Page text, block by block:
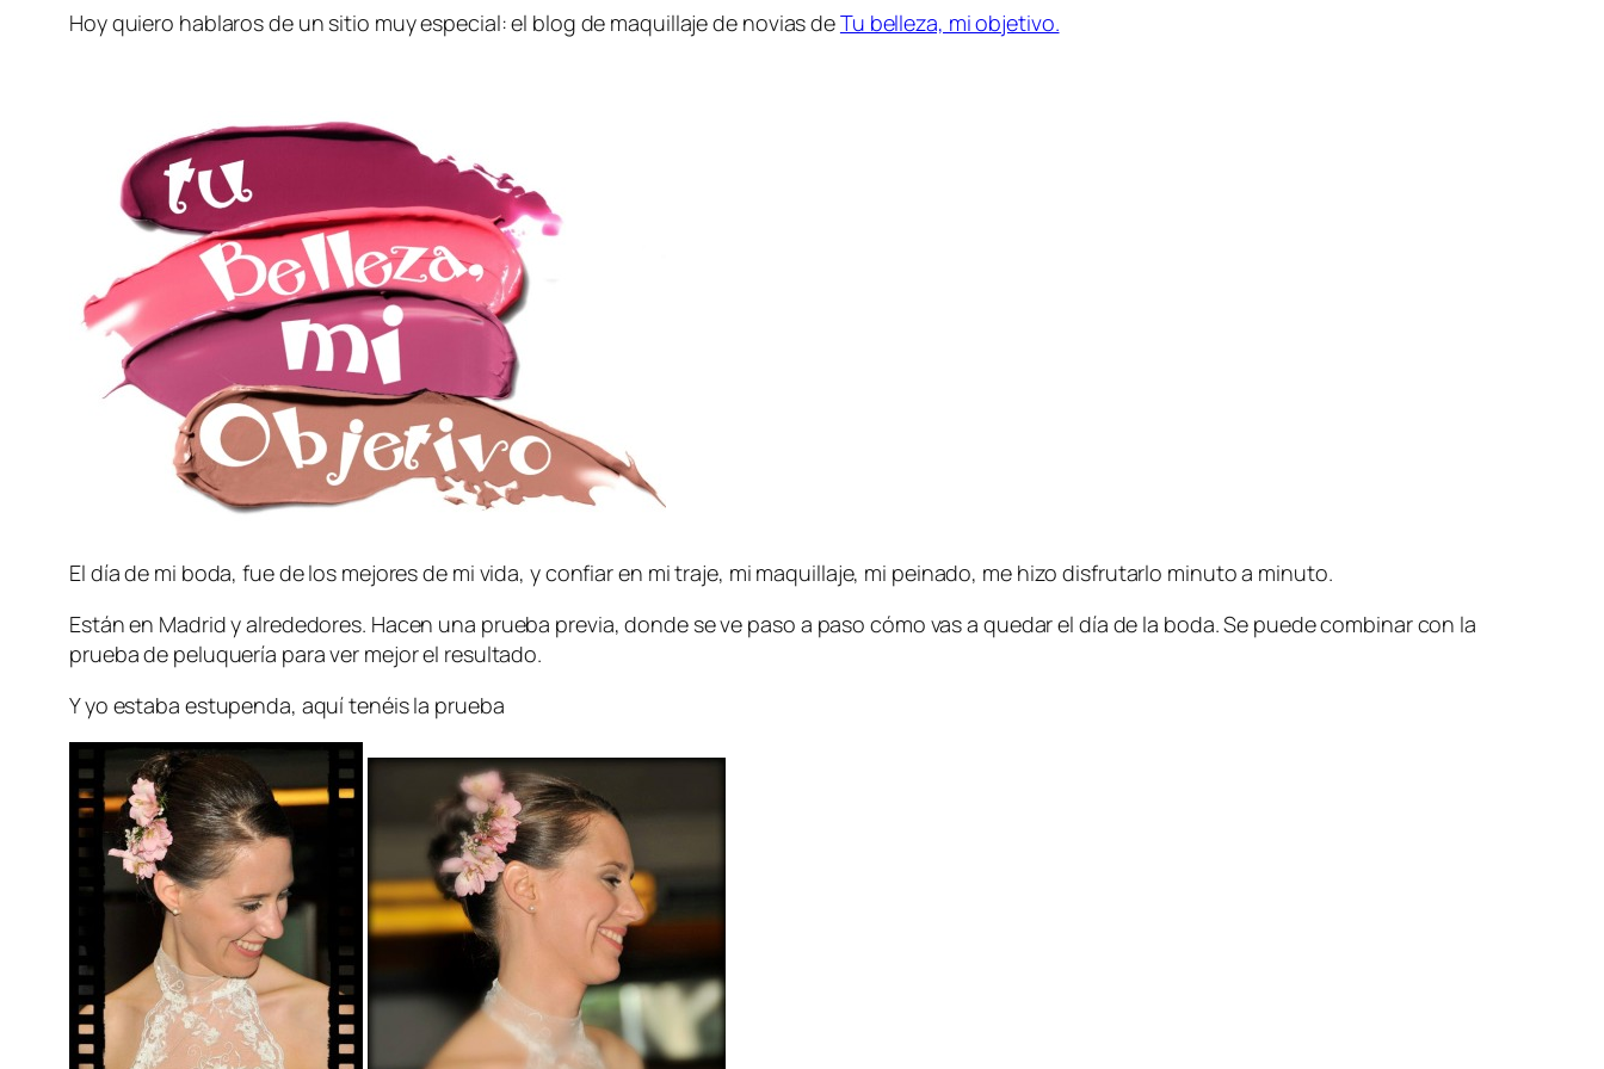
Hoy quiero hablaros de un sitio muy especial: el blog de maquillaje de novias deTu belleza, mi objetivo.
El día de mi boda, fue de los mejores de mi vida, y confiar en mi traje, mi maquillaje, mi peinado, me hizo disfrutarlo minuto a minuto.
Están en Madrid y alrededores. Hacen una prueba previa, donde se ve paso a paso cómo vas a quedar el día de la boda. Se puede combinar con la
prueba de peluquería para ver mejor el resultado.
Y yo estaba estupenda, aquí tenéis la prueba